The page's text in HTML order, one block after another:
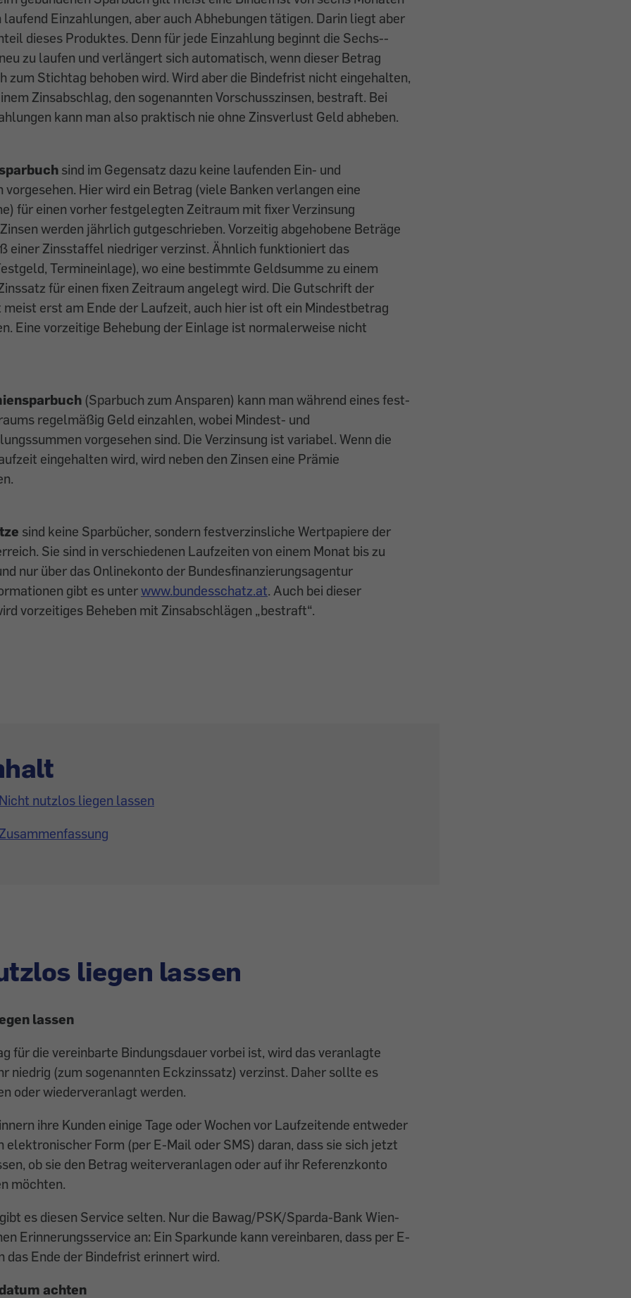
laufend Einzahlungen, aber auch Abhebungen tätigen. Darin liegt aber
dieses Produktes. Denn für jede Einzahlung beginnt die Sechs-­
zu laufen und verlängert sich automatisch, wenn dieser Betrag
zum Stichtag behoben wird. Wird aber die Bindefrist nicht eingehalten,
Zinsabschlag, den sogenannten Vorschusszinsen, bestraft. Bei
kann man also praktisch nie ohne Zinsverlust Geld abheben.
sind im Gegensatz dazu keine laufenden Ein- und
vorgesehen. Hier wird ein Betrag (viele Banken verlangen eine
für einen vorher festgelegten Zeitraum mit fixer Verzinsung
werden jährlich gutgeschrieben. Vorzeitig abge­hobene Beträge
einer Zinsstaffel niedriger verzinst. Ähnlich funk­tioniert das
Termineinlage), wo eine bestimmte Geldsumme zu einem
für einen fixen Zeitraum angelegt wird. Die Gutschrift der
erst am Ende der Laufzeit, auch hier ist oft ein Mindestbetrag
Eine vorzeitige Behebung der Einlage ist normalerweise nicht
(Sparbuch zum Ansparen) kann man während eines fest­
regelmäßig Geld einzahlen, wobei Mindest- und
vorgesehen sind. Die Verzinsung ist variabel. Wenn die
eingehalten wird, wird neben den Zinsen eine Prämie
sind keine Sparbücher, sondern festverzinsliche Wertpapiere der
Sie sind in verschiedenen Laufzeiten von einem Monat bis zu
nur über das Onlinekonto der Bundesfinanzierungsagentur
gibt es unterwww.bundesschatz.at. Auch bei dieser
vorzeitiges Beheben mit Zinsabschlägen „bestraft“.
nutzlos liegen lassen
liegen lassen
lassen
für die vereinbarte Bindungsdauer vorbei ist, wird das veranlagte
niedrig (zum sogenannten Eckzinssatz) verzinst. Daher sollte es
oder wiederveranlagt werden.
ihre Kunden einige Tage oder Wochen vor Laufzeitende entweder
Form (per E-Mail oder SMS) daran, dass sie sich jetzt
ob sie den Betrag weiterveranlagen oder auf ihr Referenzkonto
möchten.
es diesen Service selten. Nur die Bawag/PSK/Sparda-Bank Wien-
Erinnerungsservice an: Ein Sparkunde kann vereinbaren, dass per E-
das Ende der Bindefrist erinnert wird.
achten